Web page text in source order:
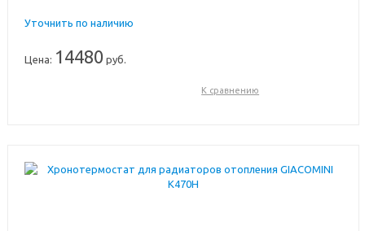
Уточнить по наличию
Цена: 14480 руб.
К сравнению